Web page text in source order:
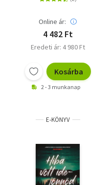
Online ár:
4 482 Ft
Eredeti ár: 4 980 Ft
Kosárba
2 - 3 munkanap
E-KÖNYV